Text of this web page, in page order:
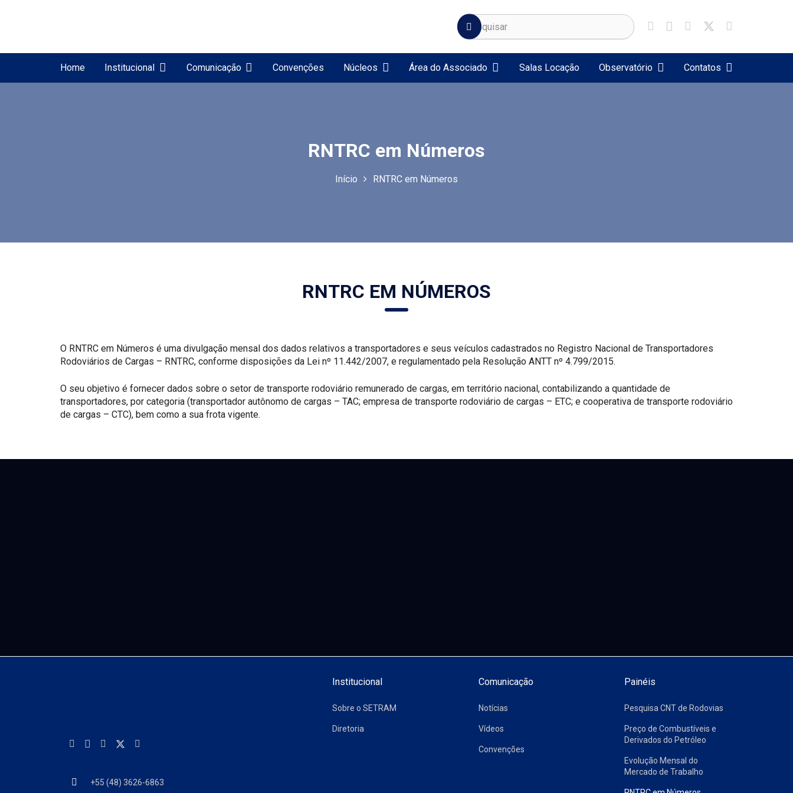
Home Institucional Comunicação Convenções Núcleos Área do Associado Salas Locação Observatório Contatos
RNTRC em Números
Início RNTRC em Números
RNTRC EM NÚMEROS
O RNTRC em Números é uma divulgação mensal dos dados relativos a transportadores e seus veículos cadastrados no Registro Nacional de Transportadores
Rodoviários de Cargas – RNTRC, conforme disposições da Lei nº 11.442/2007, e regulamentado pela Resolução ANTT nº 4.799/2015.
O seu objetivo é fornecer dados sobre o setor de transporte rodoviário remunerado de cargas, em território nacional, contabilizando a quantidade de
transportadores, por categoria (transportador autônomo de cargas – TAC; empresa de transporte rodoviário de cargas – ETC; e cooperativa de transporte rodoviário
de cargas – CTC), bem como a sua frota vigente.
+55 (48) 3626-6863
Institucional
Sobre o SETRAM
Diretoria
Comunicação
Notícias
Vídeos
Convenções
Painéis
Pesquisa CNT de Rodovias
Preço de Combustíveis e
Derivados do Petróleo
Evolução Mensal do
Mercado de Trabalho